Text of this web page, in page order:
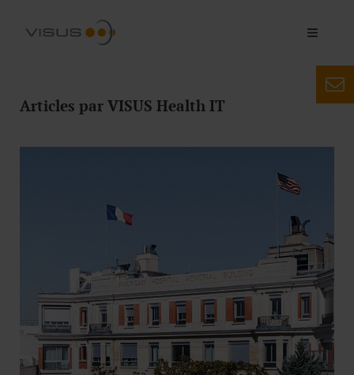
Articles par VISUS Health IT